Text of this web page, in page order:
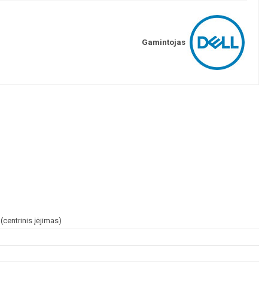
Gamintojas
įėjimas)